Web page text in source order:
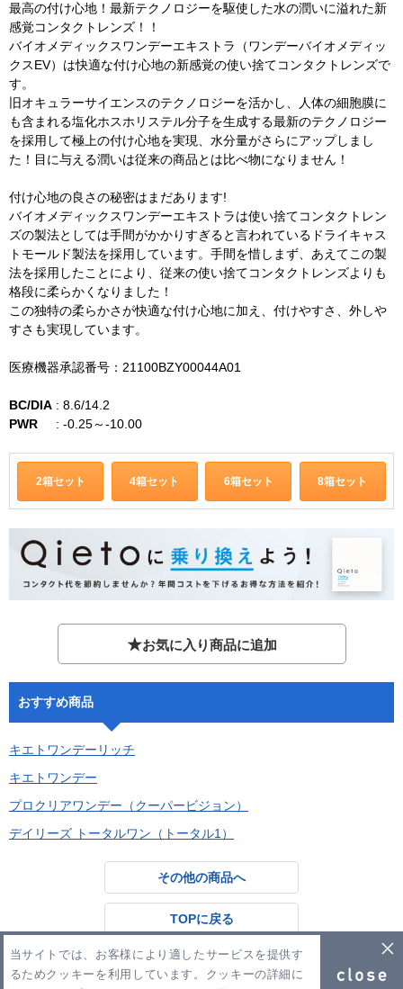
最高の付け心地！最新テクノロジーを駆使した水の潤いに溢れた新
感覚コンタクトレンズ！！
バイオメディックスワンデーエキストラ（ワンデーバイオメディッ
クスEV）は快適な付け心地の新感覚の使い捨てコンタクトレンズで
す。
旧オキュラーサイエンスのテクノロジーを活かし、人体の細胞膜に
も含まれる塩化ホスホリステル分子を生成する最新のテクノロジー
を採用して極上の付け心地を実現、水分量がさらにアップしまし
た！目に与える潤いは従来の商品とは比べ物になりません！
付け心地の良さの秘密はまだあります!
バイオメディックスワンデーエキストラは使い捨てコンタクトレン
ズの製法としては手間がかかりすぎると言われているドライキャス
トモールド製法を採用しています。手間を惜しまず、あえてこの製
法を採用したことにより、従来の使い捨てコンタクトレンズよりも
格段に柔らかくなりました！
この独特の柔らかさが快適な付け心地に加え、付けやすさ、外しや
すさも実現しています。
医療機器承認番号：21100BZY00044A01
BC/DIA : 8.6/14.2
PWR
: -0.25～-10.00
2箱セット 4箱セット 6箱セット 8箱セット
★お気に入り商品に追加
おすすめ商品
キエトワンデーリッチ
キエトワンデー
プロクリアワンデー（クーパービジョン）
デイリーズ トータルワン（トータル1）
その他の商品へ
TOPに戻る
当サイトでは、お客様により適したサービスを提供す
るためクッキーを利用しています。クッキーの詳細に